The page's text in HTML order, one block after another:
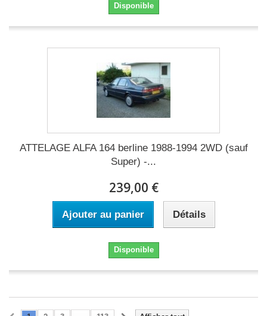
Disponible
ATTELAGE ALFA 164 berline 1988-1994 2WD (sauf
Super) -...
239,00 €
Ajouter au panier Détails
Disponible